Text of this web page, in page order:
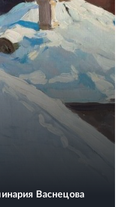
Васнецова